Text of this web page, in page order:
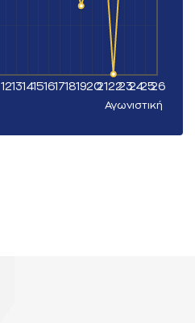
121314151617181920212223242526
Αγωνιστική